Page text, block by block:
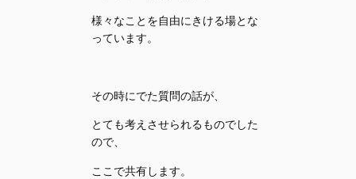
様々なことを自由にきける場とな
っています。
その時にでた質問の話が、
とても考えさせられるものでした
ので、
ここで共有します。